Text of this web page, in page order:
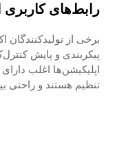
رابط‌های کاربری
برخی از تولیدکنندگان
پیکربندی و پایش
اپلیکیشن‌ها اغلب
تنظیم هستند و راحتی